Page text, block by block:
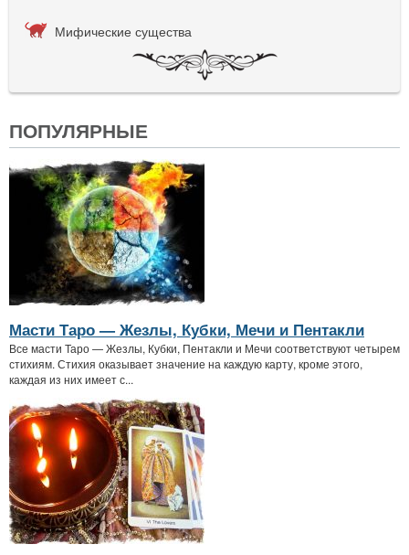
Мифические существа
ПОПУЛЯРНЫЕ
Масти Таро — Жезлы, Кубки, Мечи и Пентакли
Все масти Таро — Жезлы, Кубки, Пентакли и Мечи соответствуют четырем
стихиям. Стихия оказывает значение на каждую карту, кроме этого,
каждая из них имеет с...